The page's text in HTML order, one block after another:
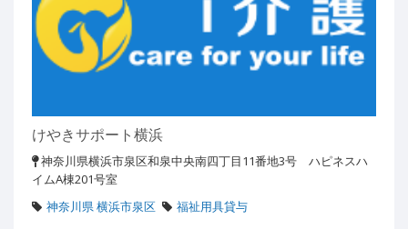
けやきサポート横浜
神奈川県横浜市泉区和泉中央南四丁目11番地3号 ハピネスハ
イムA棟201号室
神奈川県 横浜市泉区
福祉用具貸与